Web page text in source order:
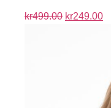
kr499.00 kr249.00